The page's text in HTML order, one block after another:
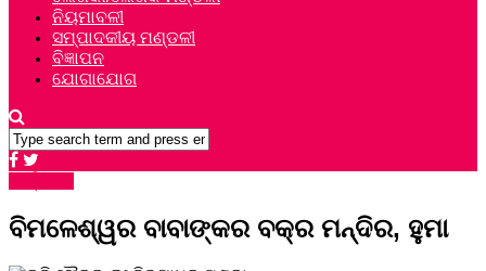
ନିୟମାବଳୀ
ସମ୍ପାଦକୀୟ ମଣ୍ଡଳୀ
ବିଜ୍ଞାପନ
ଯୋଗାଯୋଗ
ବିମଳେଶ୍ୱର ବାବାଙ୍କର ବକ୍ର ମନ୍ଦିର, ହୁମା